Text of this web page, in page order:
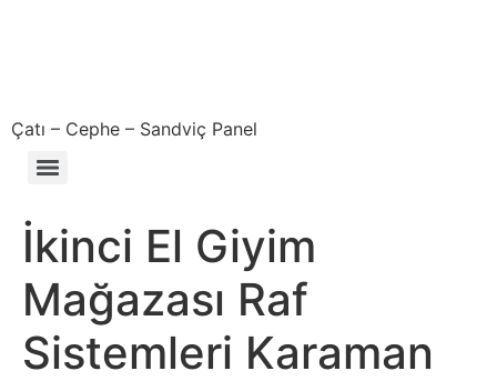
Çatı – Cephe – Sandviç Panel
İkinci El Giyim
Mağazası Raf
Sistemleri Karaman